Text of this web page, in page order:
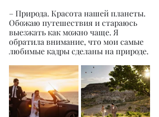
– Природа. Красота нашей планеты.
Обожаю путешествия и стараюсь
выезжать как можно чаще. Я
обратила внимание, что мои самые
любимые кадры сделаны на природе.